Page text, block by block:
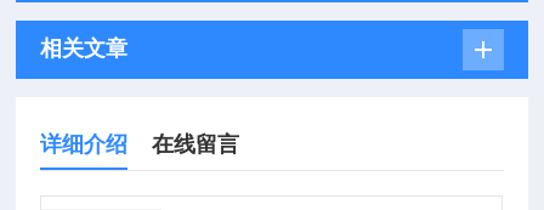
相关文章
详细介绍 在线留言